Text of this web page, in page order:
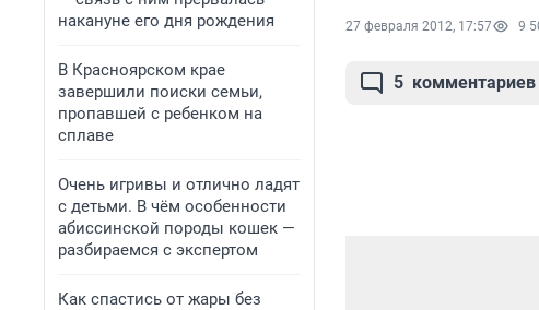
накануне его дня рождения
В Красноярском крае
завершили поиски семьи,
пропавшей с ребенком на
сплаве
Очень игривы и отлично ладят
с детьми. В чём особенности
абиссинской породы кошек —
разбираемся с экспертом
Как спастись от жары без
27 февраля 2012, 17:57 9
5 комментариев